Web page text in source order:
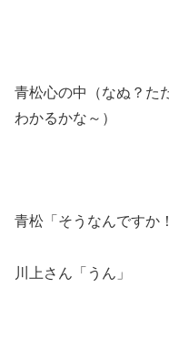
青松心の中（なぬ？た
わかるかな～）
青松「そうなんですか
川上さん「うん」